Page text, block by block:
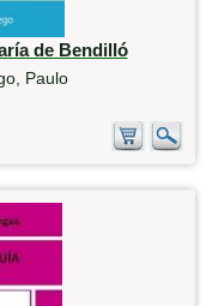
de Bendilló
Paulo